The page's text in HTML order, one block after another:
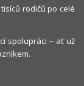
rodičů po celé
spolupráci – ať už